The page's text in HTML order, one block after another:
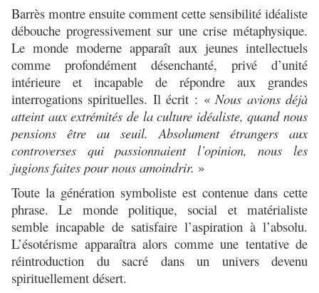
Barrès montre ensuite comment cette sensibilité idéaliste
débouche progressivement sur une crise métaphysique.
Le monde moderne apparaît aux jeunes intellectuels
comme profondément désenchanté, privé d’unité
intérieure et incapable de répondre aux grandes
interrogations spirituelles. Il écrit : «Nous avions déjà
atteint aux extrémités de la culture idéaliste, quand nous
pensions être au seuil. Absolument étrangers aux
controverses qui passionnaient l’opinion, nous les
jugions faites pour nous amoindrir. »
Toute la génération symboliste est contenue dans cette
phrase. Le monde politique, social et matérialiste
semble incapable de satisfaire l’aspiration à l’absolu.
L’ésotérisme apparaîtra alors comme une tentative de
réintroduction du sacré dans un univers devenu
spirituellement désert.